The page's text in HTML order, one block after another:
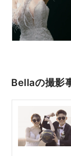
Bellaの撮影